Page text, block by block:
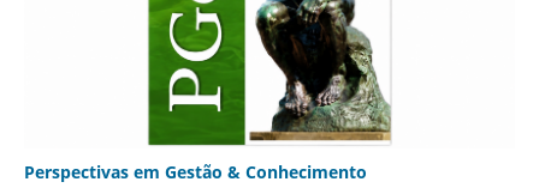
Perspectivas em Gestão & Conhecimento